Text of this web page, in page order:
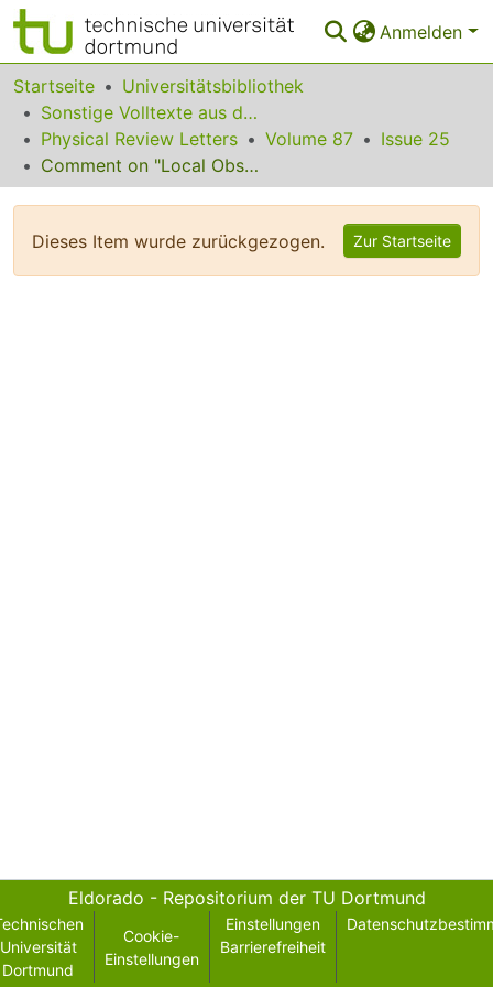
Anmelden
Bereiche & Sammlungen
Das gesamte Repositorium
Statistiken
Startseite
Universitätsbibliothek
Sonstige Volltexte aus dem Bibliotheksangebot
Physical Review Letters
Volume 87
Issue 25
Comment on "Local Observations of Phase Singularities in Optical Fields in Waveguide Structures"
Dieses Item wurde zurückgezogen. Zur Startseite
Eldorado - Repositorium der TU Dortmund
Universität
Dortmund
Cookie-
Einstellungen
Einstellungen
Barrierefreiheit